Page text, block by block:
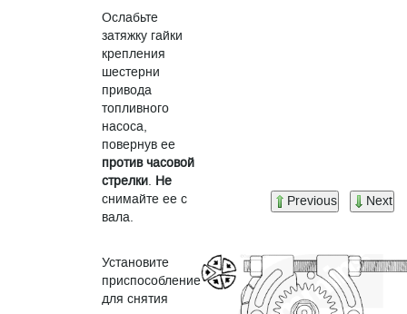
Ослабьте
затяжку гайки
крепления
шестерни
привода
топливного
насоса,
повернув ее
против часовой
стрелки. Не
снимайте ее с
вала.
Previous Next
Установите
приспособление
для снятия